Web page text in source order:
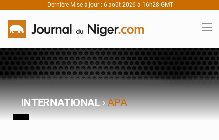
Dernière Mise à jour : 6 août 2026 à 16h28 GMT
INTERNATIONAL›APA